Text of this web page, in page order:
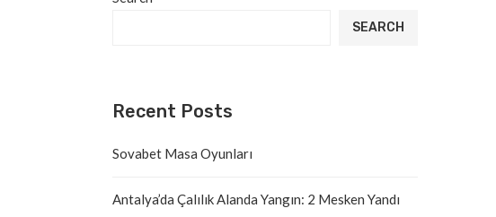
SEARCH
Recent Posts
Sovabet Masa Oyunları
Antalya’da Çalılık Alanda Yangın: 2 Mesken Yandı